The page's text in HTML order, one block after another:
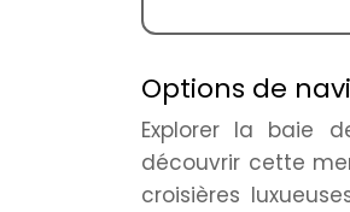
Options de
Explorer la baie
découvrir cette
croisières